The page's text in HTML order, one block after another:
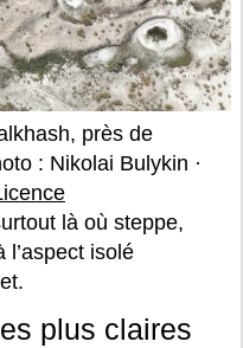
près de
: Nikolai Bulykin ·
là où steppe,
l’aspect isolé
plus claires